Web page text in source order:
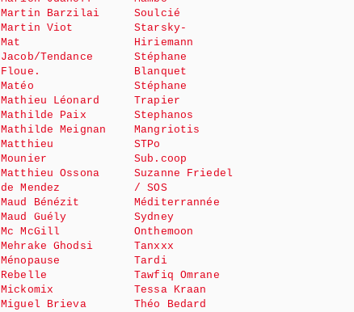
Martin Barzilai
Martin Viot
Mat
Jacob/Tendance
Floue.
Matéo
Mathieu Léonard
Mathilde Paix
Mathilde Meignan
Matthieu
Mounier
Matthieu Ossona
de Mendez
Maud Bénézit
Maud Guély
Mc McGill
Mehrake Ghodsi
Ménopause
Rebelle
Mickomix
Miguel Brieva
Soulcié
Starsky-
Hiriemann
Stéphane
Blanquet
Stéphane
Trapier
Stephanos
Mangriotis
STPo
Sub.coop
Suzanne Friedel
/ SOS
Méditerrannée
Sydney
Onthemoon
Tanxxx
Tardi
Tawfiq Omrane
Tessa Kraan
Théo Bedard